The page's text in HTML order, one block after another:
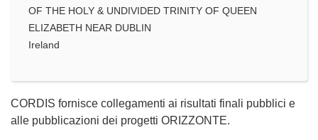
OF THE HOLY & UNDIVIDED TRINITY OF QUEEN
ELIZABETH NEAR DUBLIN
Ireland
CORDIS fornisce collegamenti ai risultati finali pubblici e
alle pubblicazioni dei progetti ORIZZONTE.